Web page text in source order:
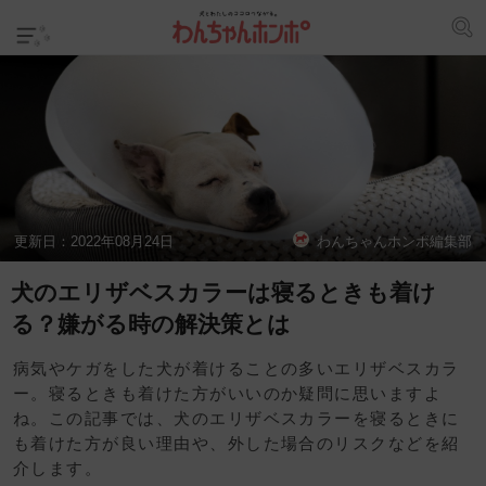
更新日： 2022年08月24日 わんちゃんホンポ編集部
犬のエリザベスカラーは寝るときも着け
る？嫌がる時の解決策とは
病気やケガをした犬が着けることの多いエリザベスカラ
ー。寝るときも着けた方がいいのか疑問に思いますよ
ね。この記事では、犬のエリザベスカラーを寝るときに
も着けた方が良い理由や、外した場合のリスクなどを紹
介します。